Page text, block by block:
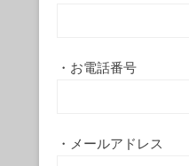
・お電話番号
・メールアドレス